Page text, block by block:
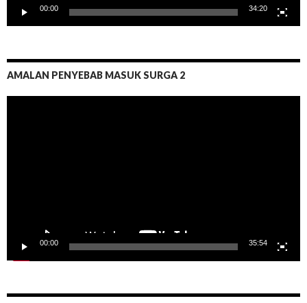
00:00 34:20
AMALAN PENYEBAB MASUK SURGA 2
00:00 35:54